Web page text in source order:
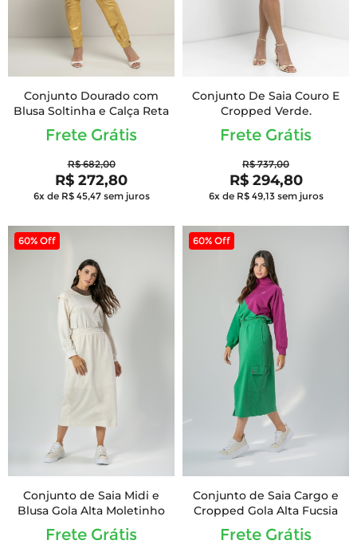
Conjunto Dourado com
Blusa Soltinha e Calça Reta
Frete Grátis
R$ 682,00
R$ 272,80
6x de R$ 45,47 sem juros
Conjunto De Saia Couro E
Cropped Verde.
Frete Grátis
R$ 737,00
R$ 294,80
6x de R$ 49,13 sem juros
60% Off
Conjunto de Saia Midi e
Blusa Gola Alta Moletinho
Frete Grátis
60% Off
Conjunto de Saia Cargo e
Cropped Gola Alta Fucsia
Frete Grátis